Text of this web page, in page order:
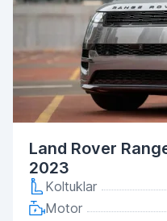
Land Rover
2023
Koltuklar
Motor